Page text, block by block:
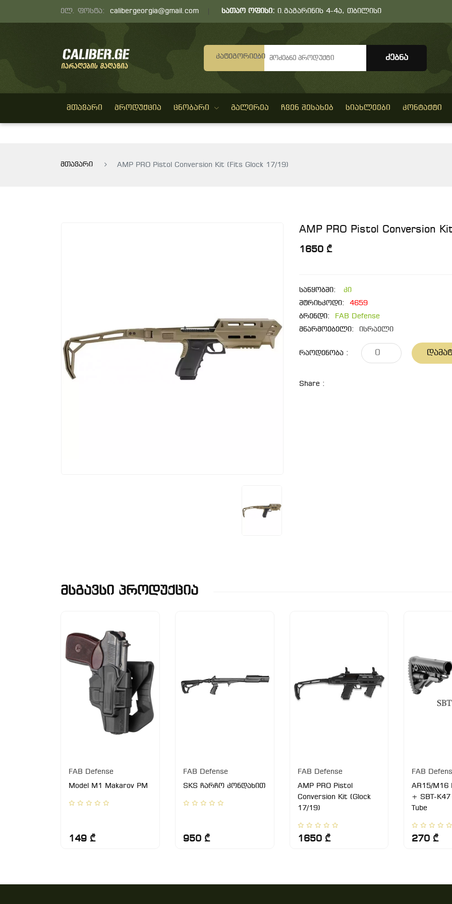
ელ. ფოსტა: calibergeorgia@gmail.com სათაო ოფისი: ი.გაგარინის 4-4ა, თბილისი
Კატეგორიები
ᲛᲗᲐᲕᲐᲠᲘ ᲞᲠᲝᲓᲣᲥᲪᲘᲐ ᲪᲜᲝᲑᲐᲠᲘ ᲒᲐᲚᲔᲠᲔᲐ ᲩᲕᲔᲜ ᲨᲔᲡᲐᲮᲔᲑ ᲡᲘᲐᲮᲚᲔᲔᲑᲘ ᲙᲝᲜᲢᲐᲥᲢᲘ
მთავარი AMP PRO Pistol Conversion Kit (Fits Glock 17/19)
AMP PRO Pistol Conversion
1650 ₾
საწყობში:
კი
შტრიხკოდი:
4659
ბრენდი:
FAB Defense
მწარმოებელი:
ისრაელი
Რაოდენობა :
Share :
Მსგავსი Პროდუქცია
FAB Defense
Model M1 Makarov PM
149 ₾
FAB Defense
SKS ჩარჩო კონდახით
950 ₾
FAB Defense
AMP PRO Pistol
Conversion Kit (Glock
17/19)
1650 ₾
FAB
AR15/
+ SBT-
Tube
270 ₾